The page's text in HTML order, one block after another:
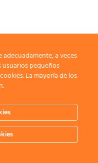
a veces
usuarios pequeños
La mayoría de los